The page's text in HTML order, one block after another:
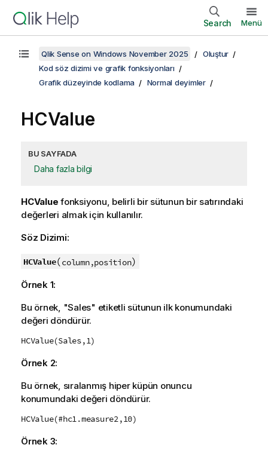
Search Menü
Qlik Sense on Windows November 2025
Oluştur
Kod söz dizimi ve grafik fonksiyonları
Grafik düzeyinde kodlama
Normal deyimler
HCValue
BU SAYFADA
Daha fazla bilgi
HCValue fonksiyonu, belirli bir sütunun bir satırındaki
değerleri almak için kullanılır.
Söz Dizimi:
HCValue(column,position)
Örnek 1:
Bu örnek, "Sales" etiketli sütunun ilk konumundaki
değeri döndürür.
HCValue(Sales,1)
Örnek 2:
Bu örnek, sıralanmış hiper küpün onuncu
konumundaki değeri döndürür.
HCValue(#hc1.measure2,10)
Örnek 3: